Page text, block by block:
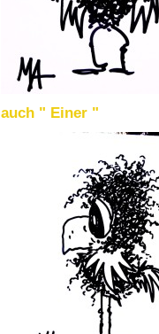
auch " Einer "